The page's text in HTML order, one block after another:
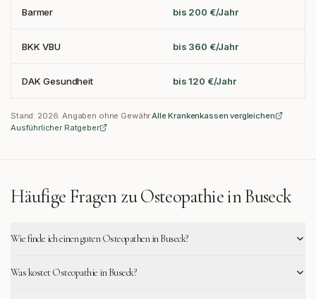
Barmer bis 200 €/Jahr
BKK VBU bis 360 €/Jahr
DAK Gesundheit bis 120 €/Jahr
Stand: 2026 . Angaben ohne Gewähr. Alle Krankenkassen vergleichen
Ausführlicher Ratgeber
Häufige Fragen zu Osteopathie inBuseck
Wie finde ich einen guten Osteopathen in Buseck?
Was kostet Osteopathie in Buseck?